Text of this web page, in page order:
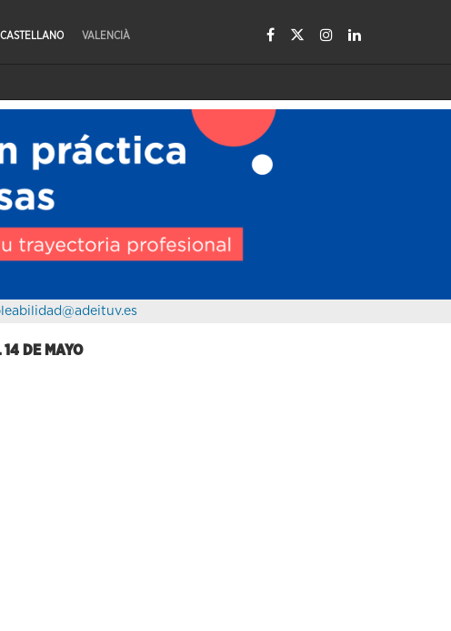
CASTELLANO VALENCIÀ
14 DE MAYO